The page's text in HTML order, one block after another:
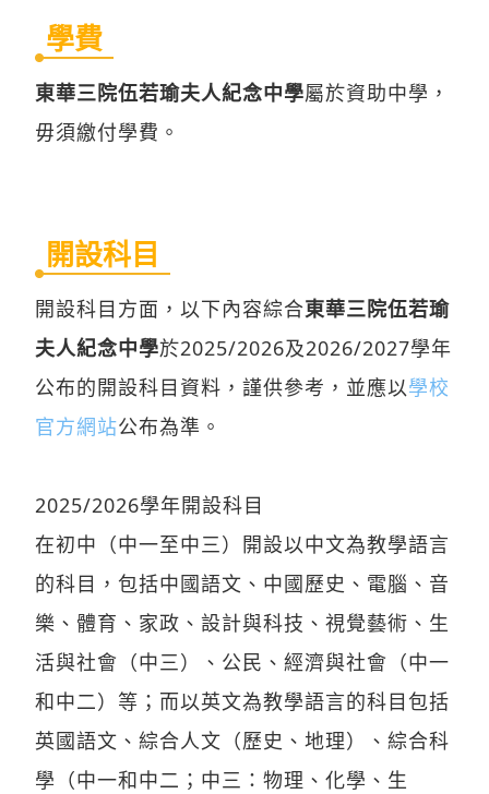
學費
東華三院伍若瑜夫人紀念中學屬於資助中學，
毋須繳付學費。
開設科目
開設科目方面，以下內容綜合東華三院伍若瑜
夫人紀念中學於2025/2026及2026/2027學年
公布的開設科目資料，謹供參考，並應以學校
官方網站公布為準。
2025/2026學年開設科目
在初中（中一至中三）開設以中文為教學語言
的科目，包括中國語文、中國歷史、電腦、音
樂、體育、家政、設計與科技、視覺藝術、生
活與社會（中三）、公民、經濟與社會（中一
和中二）等；而以英文為教學語言的科目包括
英國語文、綜合人文（歷史、地理）、綜合科
學（中一和中二；中三：物理、化學、生